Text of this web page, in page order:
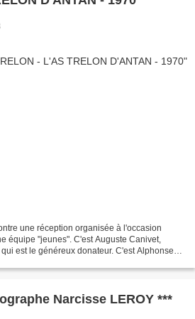
une réception organisée à l'occasion
équipe "jeunes". C'est Auguste Canivet,
est le généreux donateur. C'est Alphonse
Narcisse LEROY ***